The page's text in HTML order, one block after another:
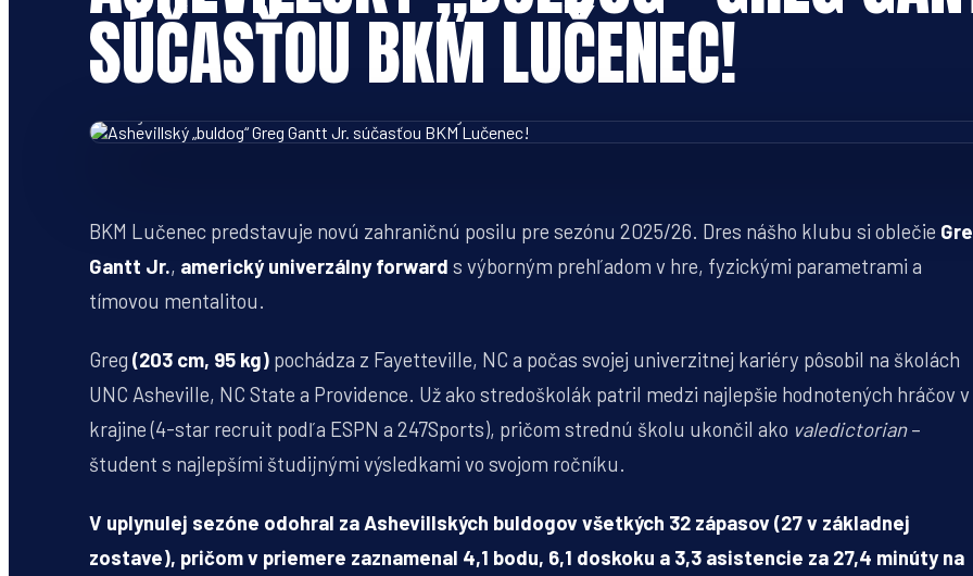
SÚČASŤOU BKM LUČENEC!
Greg Gantt Jr. v drese UNC Asheville. Foto: uncabulldogs.com
BKM Lučenec predstavuje novú zahraničnú posilu pre sezónu 2025/26. Dres nášho klubu si oblečie
Gantt Jr., americký univerzálny forward s výborným prehľadom v hre, fyzickými parametrami a
tímovou mentalitou.
Greg (203 cm, 95 kg) pochádza z Fayetteville, NC a počas svojej univerzitnej kariéry pôsobil na školách
UNC Asheville, NC State a Providence. Už ako stredoškolák patril medzi najlepšie hodnotených hráčov v
krajine (4-star recruit podľa ESPN a 247Sports), pričom strednú školu ukončil ako valedictorian–
študent s najlepšími študijnými výsledkami vo svojom ročníku.
V uplynulej sezóne odohral za Ashevillských buldogov všetkých 32 zápasov (27 v základnej
zostave), pričom v priemere zaznamenal 4,1 bodu, 6,1 doskoku a 3,3 asistencie za 27,4 minúty na